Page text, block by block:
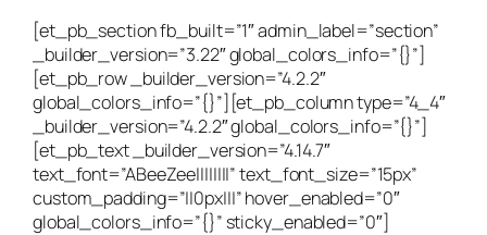
[et_pb_section fb_built=”1″ admin_label=”section”
_builder_version=”3.22″ global_colors_info=”{}”]
[et_pb_row _builder_version=”4.2.2″
global_colors_info=”{}”][et_pb_column type=”4_4″
_builder_version=”4.2.2″ global_colors_info=”{}”]
[et_pb_text _builder_version=”4.14.7″
text_font=”ABeeZee||||||||” text_font_size=”15px”
custom_padding=”||0px|||” hover_enabled=”0″
global_colors_info=”{}” sticky_enabled=”0″]